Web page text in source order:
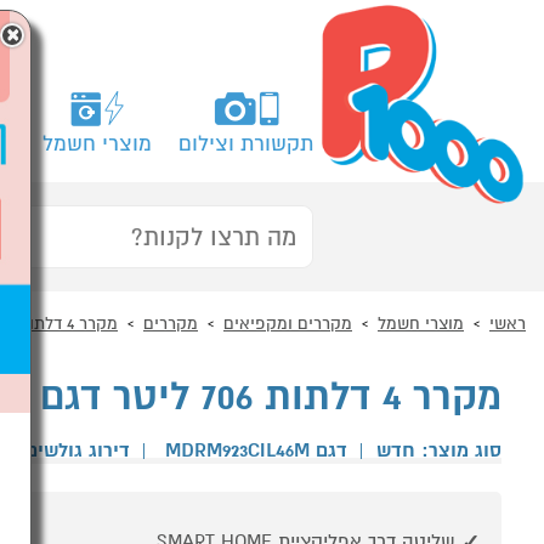
תקשורת וצילום מוצרי חשמל
ראשי מוצרי חשמל מקררים ומקפיאים מקררים מקרר 4 דלתות
מקרר 4 דלתות 706 ליטר דגם MIDEA MDRM923CIL46M
סוג מוצר: חדש | דגם MDRM923CIL46M | דירוג גולשים
×